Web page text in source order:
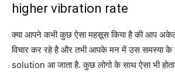
higher vibration rate
क्या आपने कभी कुछ ऐसा महसूस किया है की आप
विचार कर रहे है और तभी आपके मन में उस समस्या के
solution आ जाता है. कुछ लोगो के साथ ऐसा भी